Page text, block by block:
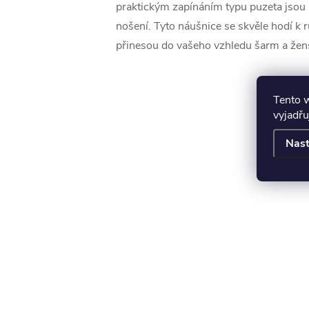
Tento
praktickým zapínáním typu puzeta jsou
nošení. Tyto náušnice se skvěle hodí k
přinesou do vašeho vzhledu šarm a